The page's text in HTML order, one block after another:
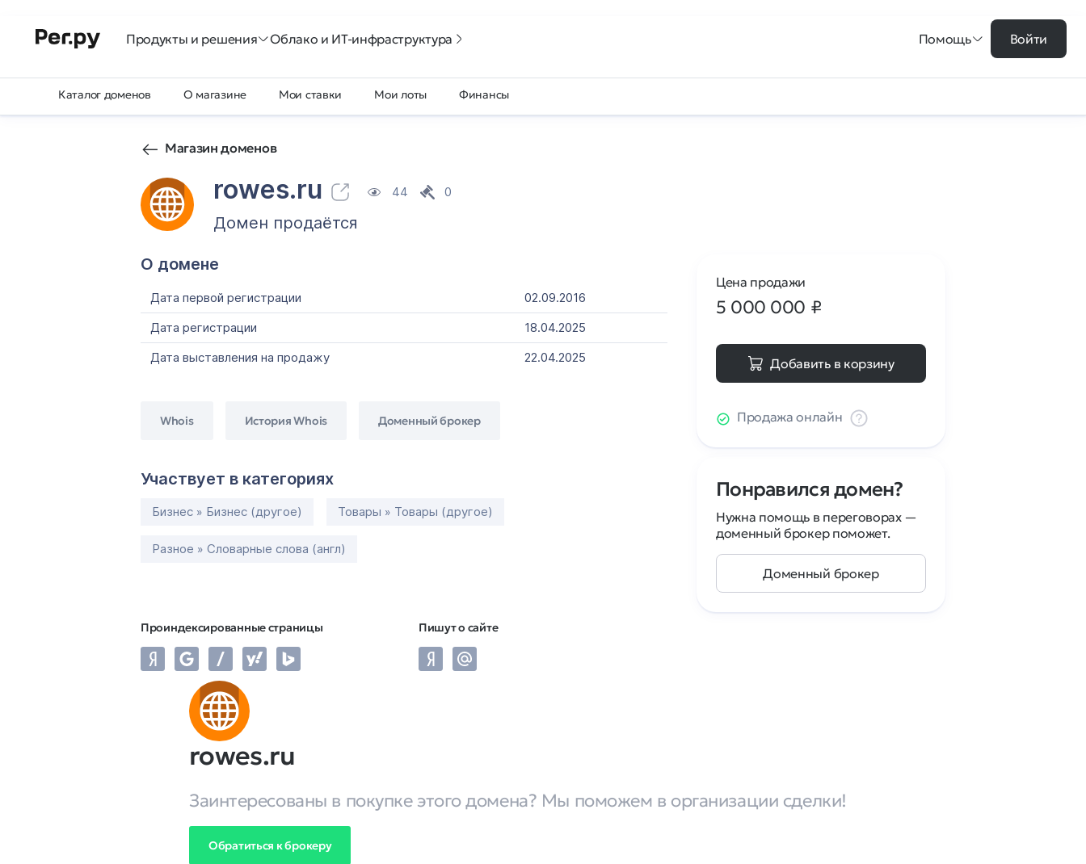
Продукты и решения Облако и ИТ-инфраструктура Помощь Войти
Каталог доменов О магазине Мои ставки Мои лоты Финансы
Магазин доменов
rowes.ru 44 0
Домен продаётся
О домене
Дата первой регистрации
02.09.2016
Дата регистрации
18.04.2025
Дата выставления на продажу
22.04.2025
Whois История Whois Доменный брокер
Участвует в категориях
Бизнес » Бизнес (другое) Товары » Товары (другое)
Разное » Словарные слова (англ)
Проиндексированные страницы Пишут о сайте
Цена продажи
5 000 000 ₽
Добавить в корзину
Продажа онлайн
Понравился домен?
Нужна помощь в переговорах —
доменный брокер поможет.
Доменный брокер
rowes.ru
Заинтересованы в покупке этого домена? Мы поможем в организации сделки!
Обратиться к брокеру